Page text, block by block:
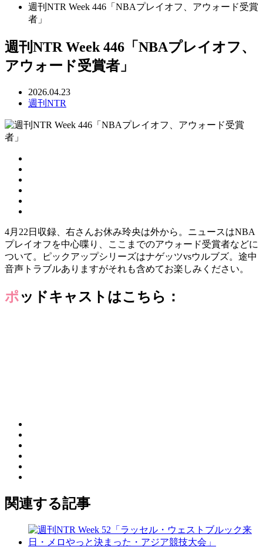
週刊NTR Week 446「NBAプレイオフ、アウォード受賞
者」
週刊NTR Week 446「NBAプレイオフ、
アウォード受賞者」
2026.04.23
週刊NTR
4月22日収録、右さんお休み玲央は外から。ニュースはNBA
プレイオフを中心喋り、ここまでのアウォード受賞者などに
ついて。ピックアップシリーズはナゲッツvsウルブズ。途中
音声トラブルありますがそれも含めてお楽しみください。
ポッドキャストはこちら：
関連する記事